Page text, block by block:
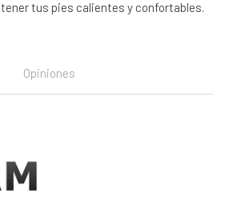
tus pies calientes y confortables.
Opiniones